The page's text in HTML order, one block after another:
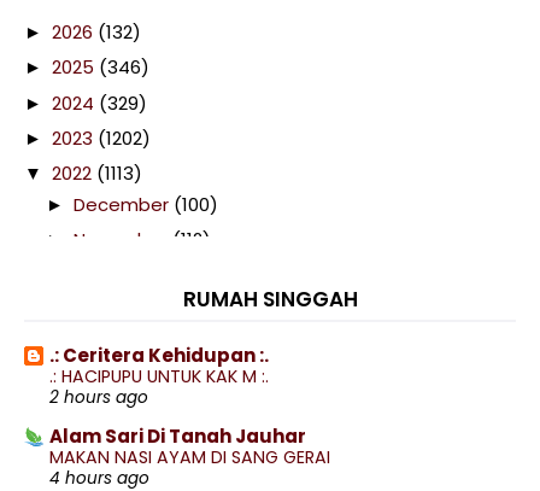
► 2026 (132)
► 2025 (346)
► 2024 (329)
► 2023 (1202)
▼ 2022 (1113)
► December (100)
► November (112)
(103)
►August(74)
►July(102)
(40)
►May(76)
►
RUMAH SINGGAH
.: Ceritera Kehidupan :.
.: HACIPUPU UNTUK KAK M :.
2 hours ago
Alam Sari Di Tanah Jauhar
MAKAN NASI AYAM DI SANG GERAI
4 hours ago